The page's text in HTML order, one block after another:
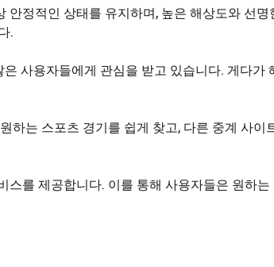
정적인 상태를 유지하며, 높은 해상도와 선명
.
사용자들에게 관심을 받고 있습니다. 게다가
는 스포츠 경기를 쉽게 찾고, 다른 중계 사이
를 제공합니다. 이를 통해 사용자들은 원하는